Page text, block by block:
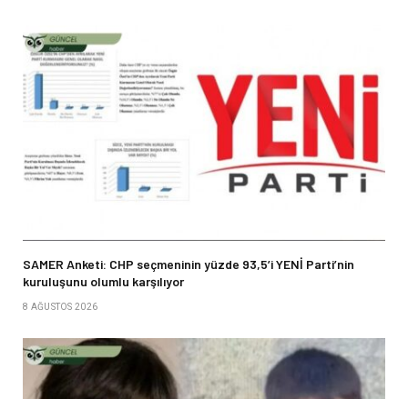
SAMER Anketi: CHP seçmeninin yüzde 93,5’i YENİ Parti’nin
kuruluşunu olumlu karşılıyor
8 AĞUSTOS 2026